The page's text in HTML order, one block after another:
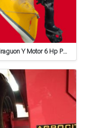
Piraguon Y Motor 6 Hp Prácticamente Nuevo